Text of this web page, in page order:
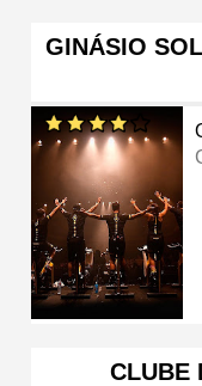
GINÁSIO
CLUBE